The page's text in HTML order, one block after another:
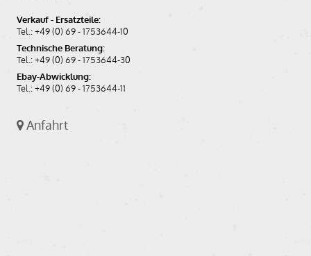
Verkauf - Ersatzteile:
Tel.: +49 (0) 69 - 1753644-10
Technische Beratung:
Tel.: +49 (0) 69 - 1753644-30
Ebay-Abwicklung:
Tel.: +49 (0) 69 - 1753644-11
Anfahrt